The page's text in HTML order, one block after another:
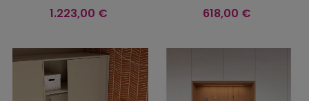
Precio
1.223,00 € Precio
618,00 €